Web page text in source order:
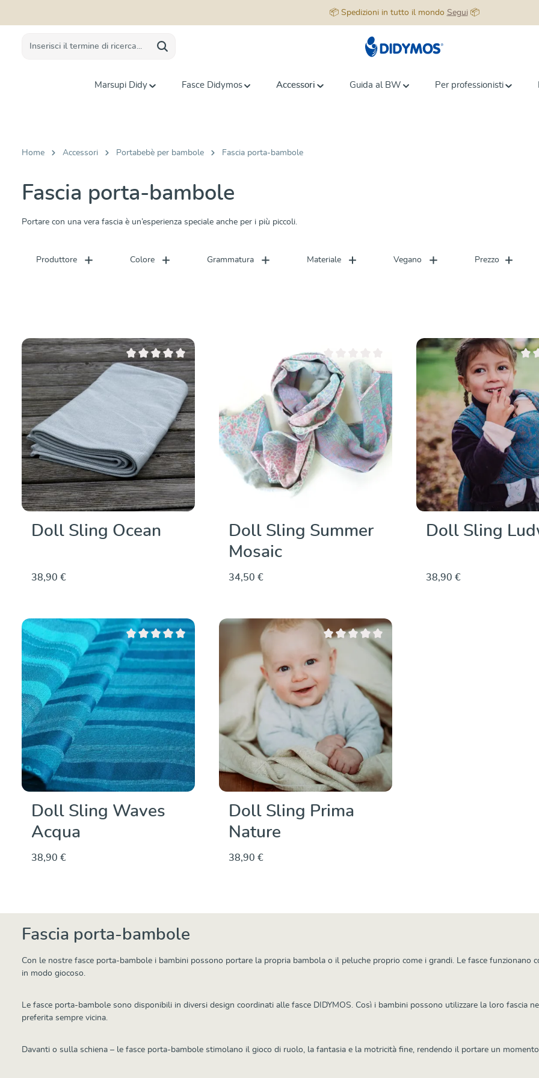
📦 Spedizioni in tutto il mondo Segui📦
Marsupi Didy Fasce Didymos Accessori Guida al BW Per professionisti
Home Accessori Portabebè per bambole Fascia porta-bambole
Fascia porta-bambole
Portare con una vera fascia è un’esperienza speciale anche per i più piccoli.
Produttore Colore Grammatura Materiale Vegano Prezzo
Valutazione media di 0 su 5 stelle
Doll Sling Ocean
38,90 €
Dettagli
Valutazione media di 0 su 5 stelle
Doll Sling Summer
Mosaic
34,50 €
Dettagli
Doll Sling
38,90 €
Valutazione media di 0 su 5 stelle
Doll Sling Waves
Acqua
38,90 €
Valutazione media di 0 su 5 stelle
Doll Sling Prima
Nature
38,90 €
Fascia porta-bambole
Con le nostre fasce porta-bambole i bambini possono portare la propria bambola o il peluche proprio come i grandi. Le fasce funzionano
in modo giocoso.
Le fasce porta-bambole sono disponibili in diversi design coordinati alle fasce DIDYMOS. Così i bambini possono utilizzare la loro fascia
preferita sempre vicina.
Davanti o sulla schiena – le fasce porta-bambole stimolano il gioco di ruolo, la fantasia e la motricità fine, rendendo il portare un